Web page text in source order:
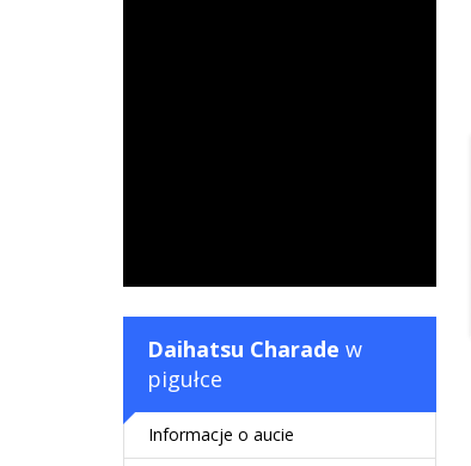
Daihatsu Charade w
pigułce
Informacje o aucie